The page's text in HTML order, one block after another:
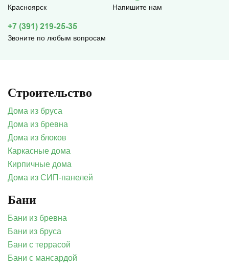
Красноярск Напишите нам
+7 (391) 219-25-35
Звоните по любым вопросам
Строительство
Дома из бруса
Дома из бревна
Дома из блоков
Каркасные дома
Кирпичные дома
Дома из СИП-панелей
Бани
Бани из бревна
Бани из бруса
Бани с террасой
Бани с мансардой